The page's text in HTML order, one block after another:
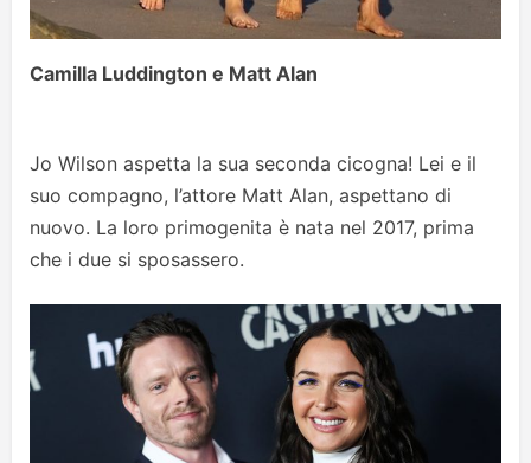
Camilla Luddington e Matt Alan
Jo Wilson aspetta la sua seconda cicogna! Lei e il
suo compagno, l’attore Matt Alan, aspettano di
nuovo. La loro primogenita è nata nel 2017, prima
che i due si sposassero.